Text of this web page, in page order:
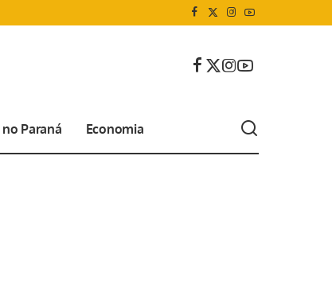
Paraná Economia